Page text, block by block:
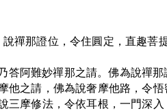
說禪那證位，令住圓定，直趣菩提
答阿難妙禪那之請。佛為說禪
他之請，佛為說奢摩他路，令
三摩修法，令依耳根，一門深